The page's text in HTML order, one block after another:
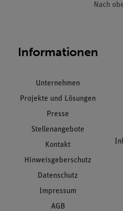
Nach
Informationen
Unternehmen
Projekte und Lösungen
Presse
Stellenangebote
Kontakt
Hinweisgeberschutz
Datenschutz
Impressum
AGB